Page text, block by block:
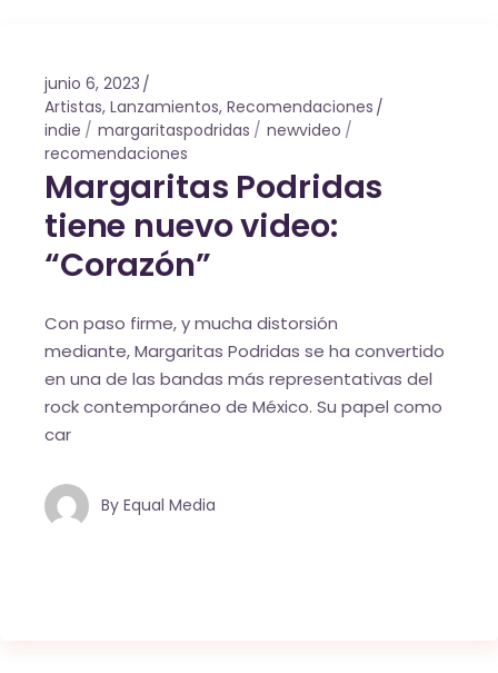
junio 6, 2023
Artistas, Lanzamientos, Recomendaciones
indie
margaritaspodridas
newvideo
recomendaciones
Margaritas Podridas
tiene nuevo video:
“Corazón”
Con paso firme, y mucha distorsión
mediante, Margaritas Podridas se ha convertido
en una de las bandas más representativas del
rock contemporáneo de México. Su papel como
car
By Equal Media